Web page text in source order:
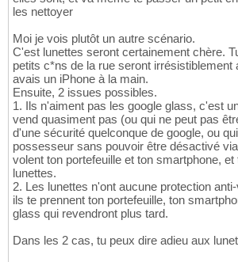
les nettoyer
Moi je vois plutôt un autre scénario.
C'est lunettes seront certainement chère.
petits c*ns de la rue seront
avais un iPhone à la main.
Ensuite, 2 issues possibles.
1. Ils n'aiment pas les google glass, c'est
vend quasiment pas (ou qui ne peut pas
d'une sécurité quelconque de google, ou
possesseur sans pouvoir être désactivé
volent ton portefeuille et ton smartphone,
lunettes.
2. Les lunettes n'ont aucune protection
ils te prennent ton portefeuille, ton
glass qui revendront plus tard.
Dans les 2 cas, tu peux dire adieu aux